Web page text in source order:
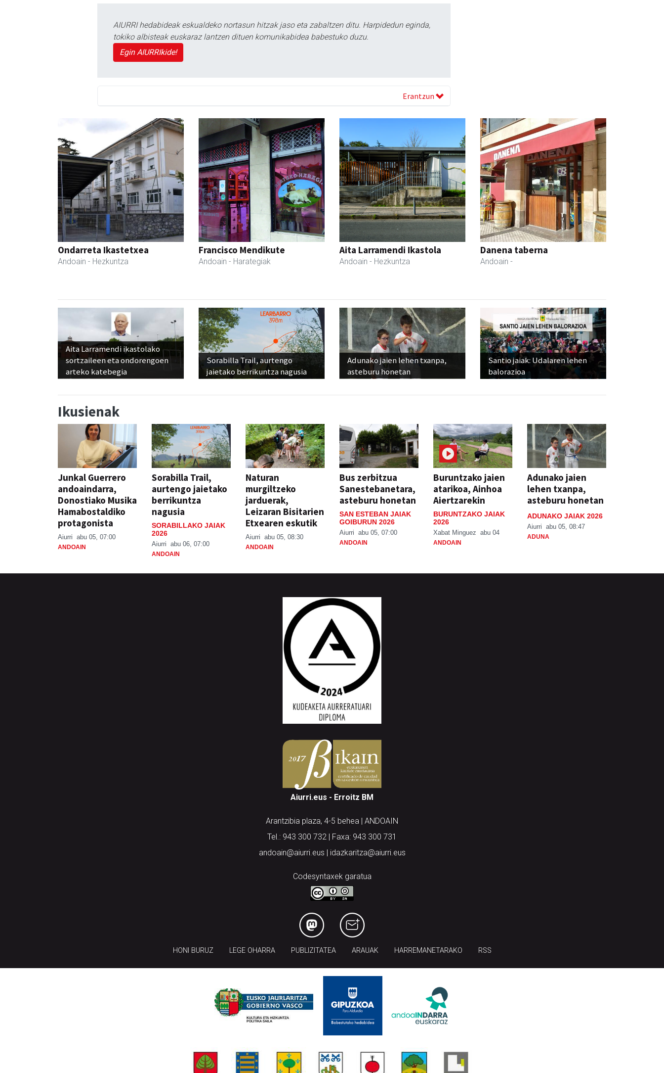
AIURRI hedabideak eskualdeko nortasun hitzak jaso eta zabaltzen ditu. Harpidedun eginda,
tokiko albisteak euskaraz lantzen dituen komunikabidea babestuko duzu.
Egin AIURRIkide!
Erantzun
Ondarreta Ikastetxea
Andoain - Hezkuntza
Francisco Mendikute
Andoain - Harategiak
Aita Larramendi Ikastola
Andoain - Hezkuntza
Danena taberna
Andoain -
Aita Larramendi ikastolako
sortzaileen eta ondorengoen
arteko katebegia
Sorabilla Trail, aurtengo
jaietako berrikuntza nagusia
Adunako jaien lehen txanpa,
asteburu honetan
Santio jaiak: Udalaren lehen
balorazioa
Ikusienak
Junkal Guerrero
andoaindarra,
Donostiako Musika
Hamabostaldiko
protagonista
Aiurri abu 05, 07:00
ANDOAIN
Sorabilla Trail,
aurtengo jaietako
berrikuntza
nagusia
SORABILLAKO JAIAK
2026
Aiurri abu 06, 07:00
ANDOAIN
Naturan
murgiltzeko
jarduerak,
Leizaran Bisitarien
Etxearen eskutik
Aiurri abu 05, 08:30
ANDOAIN
Bus zerbitzua
Sanestebanetara,
asteburu honetan
SAN ESTEBAN JAIAK
GOIBURUN 2026
Aiurri abu 05, 07:00
ANDOAIN
Buruntzako jaien
atarikoa, Ainhoa
Aiertzarekin
BURUNTZAKO JAIAK
2026
Xabat Minguez abu 04
ANDOAIN
Adunako jaien
lehen txanpa,
asteburu honetan
ADUNAKO JAIAK 2026
Aiurri abu 05, 08:47
ADUNA
Aiurri.eus - Erroitz BM
Arantzibia plaza, 4-5 behea | ANDOAIN
Tel.: 943 300 732 | Faxa: 943 300 731
andoain@aiurri.eus | idazkaritza@aiurri.eus
Codesyntaxek garatua
HONI BURUZ LEGE OHARRA PUBLIZITATEA ARAUAK HARREMANETARAKO RSS